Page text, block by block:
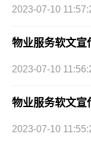
2023-07-10
物业服务软文宣
2023-07-10
物业服务软文宣
2023-07-10